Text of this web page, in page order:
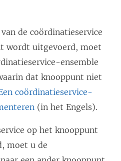
de coördinatieservice
wordt uitgevoerd, moet
ensemble
dat knooppunt niet
coördinatieservice-
(in het Engels).
op het knooppunt
moet u de